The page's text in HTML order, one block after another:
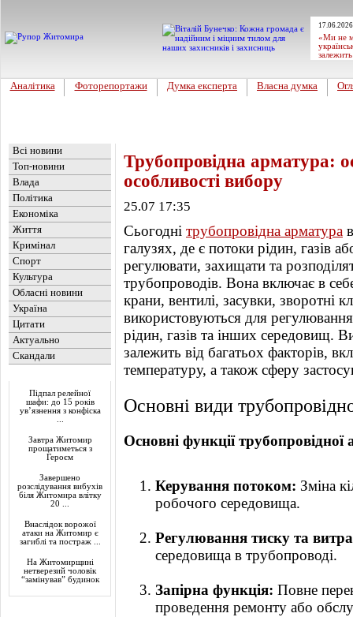
«Ми не
Аналітика Фоторепортажи Думка експерта Власна думка
Всі новини
Топ-новини
Влада
Політика
Економіка
Життя
Кримінал
Спорт
Культура
Обласні новини
Україна
Цитати
Актуально
Скандали
Підпал релейної
шафи: до 15 років
ув’язнення з конфіска
Завтра Житомир
прощатиметься з
Героєм
Завершено
розслідування вибухів
біля Житомира влітку
20 ...
Внаслідок ворожої
атаки на Житомир є
загиблі та постраж ...
На Житомирщині
нетверезий чоловік
“замінував” будинок
Трубопровідна арматура:
особливості вибору
25.07 17:35
Сьогодні трубопровідна арматура
галузях, де є потоки рідин, газів
регулювати, захищати та
трубопроводів. Вона включає в
крани, вентилі, засувки, зворотні
використовуються для
рідин, газів та інших середовищ.
залежить від багатьох факторів,
температуру, а також сферу
Основні види
Основні функції
Керування потоком: Зміна
робочого середовища.
Регулювання тиску та
середовища в трубопроводі.
Запірна функція: Повне
проведення ремонту або